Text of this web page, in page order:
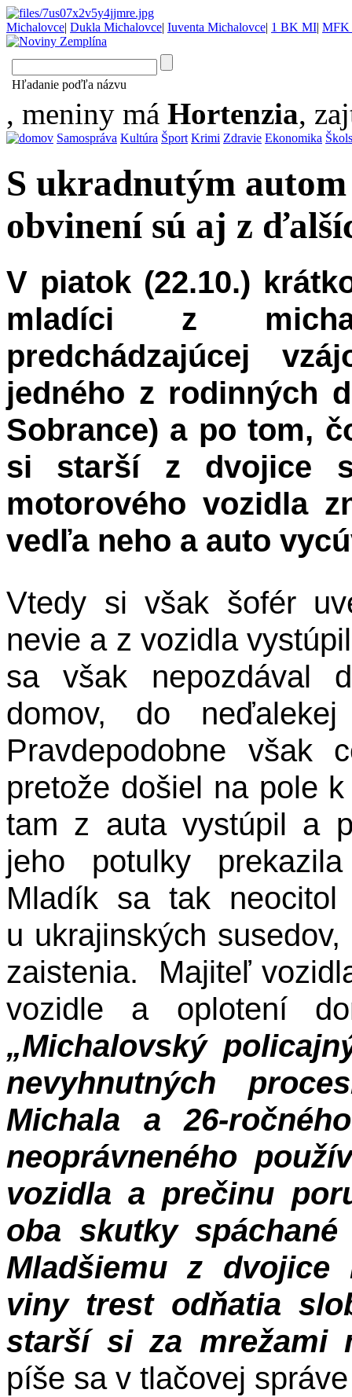
Michalovce| Dukla Michalovce| Iuventa Michalovce| 1 BK MI| MFK
Hľadanie poďľa názvu
, meniny má Hortenzia,
Samospráva Kultúra Šport Krimi Zdravie Ekonomika
S ukradnutým
obvinení sú aj z
V piatok (22.10.)
mladíci z
predchádzajúcej
jedného z rodinných
Sobrance) a po tom,
si starší z dvojice
motorového vozidla
vedľa neho a auto
Vtedy si však šofér
nevie a z vozidla
sa však nepozdával
domov, do
Pravdepodobne však
pretože došiel na pole
tam z auta vystúpil a
jeho potulky
Mladík sa tak
u ukrajinských
zaistenia. Majiteľ
vozidle a oplotení
„Michalovský
nevyhnutných
Michala a 26-
neoprávneného
vozidla a prečinu
oba skutky
Mladšiemu z dvojice
viny trest odňatia
starší si za mrežami
píše sa v tlačovej